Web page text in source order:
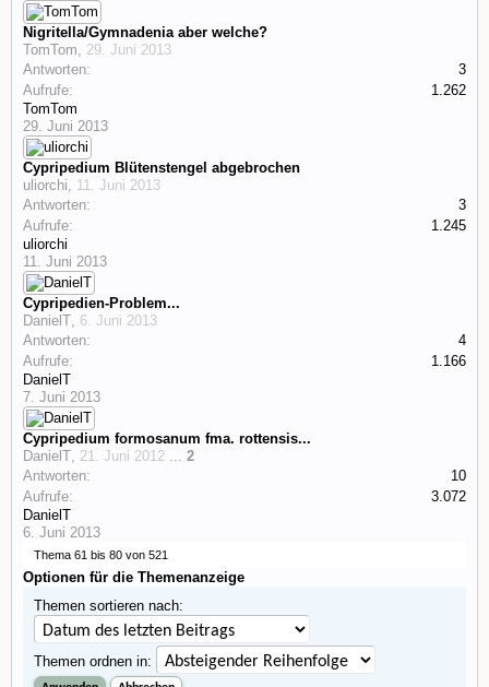
Nigritella/Gymnadenia aber welche?
TomTom, 29. Juni 2013
Antworten:
3
Aufrufe:
1.262
TomTom
29. Juni 2013
Cypripedium Blütenstengel abgebrochen
uliorchi, 11. Juni 2013
Antworten:
3
Aufrufe:
1.245
uliorchi
11. Juni 2013
Cypripedien-Problem...
DanielT, 6. Juni 2013
Antworten:
4
Aufrufe:
1.166
DanielT
7. Juni 2013
Cypripedium formosanum fma. rottensis...
DanielT, 21. Juni 2012 ... 2
Antworten:
10
Aufrufe:
3.072
DanielT
6. Juni 2013
Thema 61 bis 80 von 521
Optionen für die Themenanzeige
Themen sortieren nach:
Themen ordnen in: